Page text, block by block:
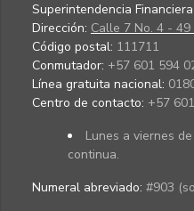
Superintendencia
Dirección: Calle 7 No. 4 - 49
Código postal: 111711
Conmutador: +57 601 594
Línea gratuita nacional:
Centro de contacto: +57
Lunes a viernes
continua.
Numeral abreviado: #903